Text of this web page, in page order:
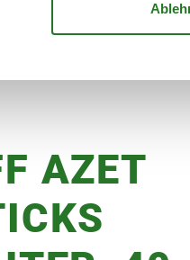
AZET